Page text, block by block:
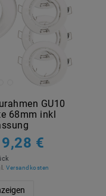
GU10
68mm inkl
9,28 €
Versandkosten